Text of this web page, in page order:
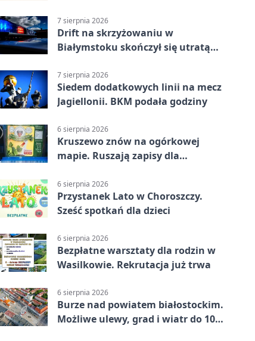
7 sierpnia 2026
Drift na skrzyżowaniu w
Białymstoku skończył się utratą
7 sierpnia 2026
Siedem dodatkowych linii na mecz
Jagiellonii. BKM podała godziny
6 sierpnia 2026
Kruszewo znów na ogórkowej
mapie. Ruszają zapisy dla
6 sierpnia 2026
Przystanek Lato w Choroszczy.
Sześć spotkań dla dzieci
6 sierpnia 2026
Bezpłatne warsztaty dla rodzin w
Wasilkowie. Rekrutacja już trwa
6 sierpnia 2026
Burze nad powiatem białostockim.
Możliwe ulewy, grad i wiatr do 100